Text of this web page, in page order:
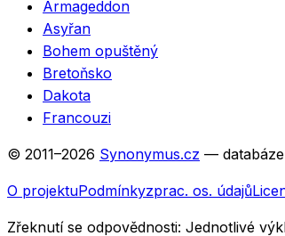
Armageddon
Asyřan
Bohem opuštěný
Bretoňsko
Dakota
Francouzi
© 2011–2026 Synonymus.cz —
O projektuPodmínkyzprac. os. údajů
Zřeknutí se odpovědnosti: Jednotlivé